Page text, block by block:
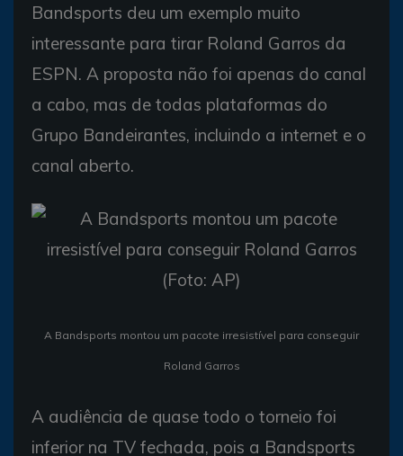
Bandsports deu um exemplo muito
interessante para tirar Roland Garros da
ESPN. A proposta não foi apenas do canal
a cabo, mas de todas plataformas do
Grupo Bandeirantes, incluindo a internet e o
canal aberto.
A Bandsports montou um pacote irresistível para conseguir
Roland Garros
A audiência de quase todo o torneio foi
inferior na TV fechada, pois a Bandsports